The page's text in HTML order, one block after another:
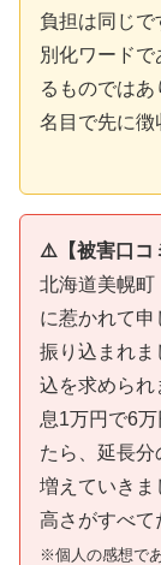
負担は同じ
別化ワード
るものでは
名目で先に徴
⚠️【被害口コ
北海道美幌町
に惹かれて申
振り込まれま
込を求められ
息1万円で6
たら、延長分
増えていきま
高さがすべて
※個人の感想で